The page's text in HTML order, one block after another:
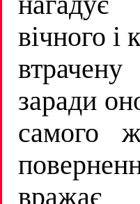
вічного і
заради
самого